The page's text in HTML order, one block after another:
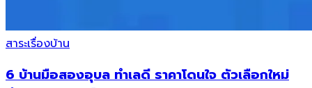
สาระเรื่องบ้าน
6 บ้านมือสองอุบล ทำเลดี ราคาโดนใจ ตัวเลือกใหม่